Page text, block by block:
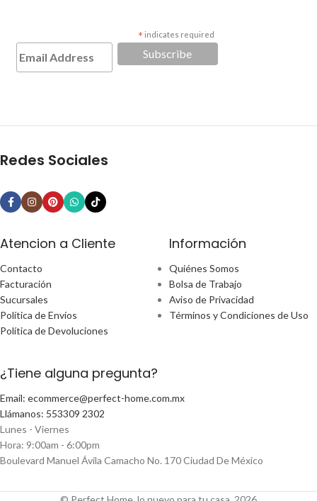
* indicates required
Redes Sociales
Atencion a Cliente
Contacto
Facturación
Sucursales
Política de Envíos
Política de Devoluciones
Información
Quiénes Somos
Bolsa de Trabajo
Aviso de Privacidad
Términos y Condiciones de Uso
¿Tiene alguna pregunta?
Email: ecommerce@perfect-home.com.mx
Llámanos: 553309 2302
Lunes - Viernes
Hora: 9:00am - 6:00pm
Boulevard Manuel Ávila Camacho No. 170 Ciudad De México